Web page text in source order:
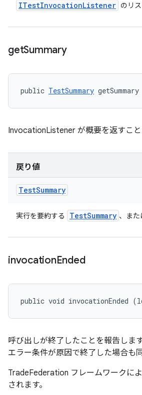
ITestInvocationListener のリス
getSummary
public TestSummary
InvocationListener が概要を返すこと
戻り値
TestSummary
実行を要約する TestSummary 、また
invocationEnded
public void invocationEnded
呼び出しが終了したことを報告しま
エラー条件が原因で終了した場合も
TradeFederation フレームワークに
されます。